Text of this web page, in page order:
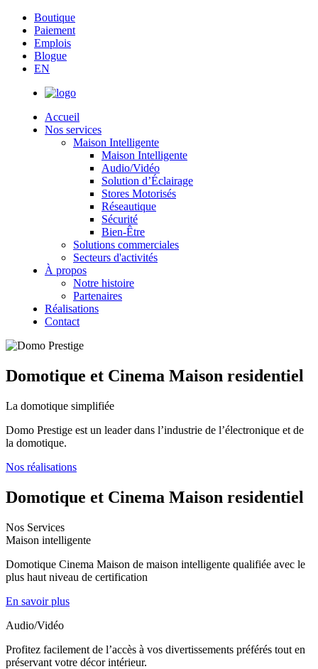
Boutique
Paiement
Emplois
Blogue
EN
Accueil
Nos services
Maison Intelligente
Maison Intelligente
Audio/Vidéo
Solution d’Éclairage
Stores Motorisés
Réseautique
Sécurité
Bien-Être
Solutions commerciales
Secteurs d'activités
À propos
Notre histoire
Partenaires
Réalisations
Contact
Domotique et Cinema Maison residentiel
La domotique simplifiée
Domo Prestige est un leader dans l’industrie de l’électronique et de
la domotique.
Nos réalisations
Domotique et Cinema Maison residentiel
Nos Services
Maison intelligente
Domotique Cinema Maison de maison intelligente qualifiée avec le
plus haut niveau de certification
En savoir plus
Audio/Vidéo
Profitez facilement de l’accès à vos divertissements préférés tout en
préservant votre décor intérieur.